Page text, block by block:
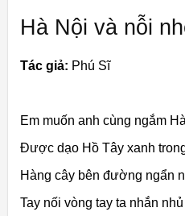
Hà Nội và nỗi
Tác giả: Phú Sĩ
Em muốn anh cùng ngắm
Được dạo Hồ Tây xanh
Hàng cây bên đường ngẩn
Tay nối vòng tay ta nhắn